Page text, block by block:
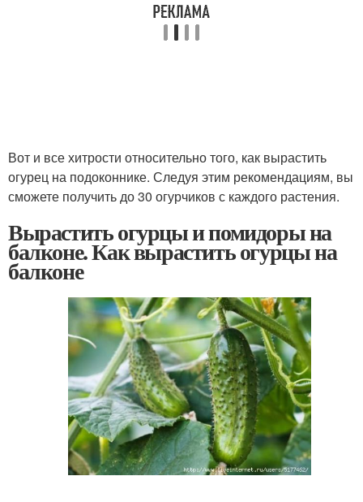
Вот и все хитрости относительно того, как вырастить
огурец на подоконнике. Следуя этим рекомендациям, вы
сможете получить до 30 огурчиков с каждого растения.
Вырастить огурцы и помидоры на
балконе. Как вырастить огурцы на
балконе